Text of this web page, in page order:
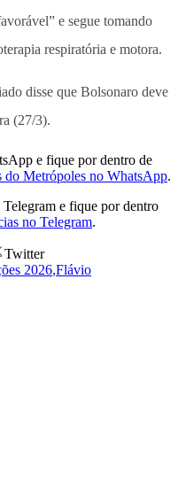
e segue tomando
respiratória e motora.
disse que Bolsonaro deve
(27/3).
e fique por dentro de
do Metrópoles no WhatsApp.
e fique por dentro
no Telegram.
Twitter
2026,Flávio